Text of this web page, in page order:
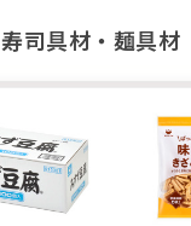
寿司具材・麺具材